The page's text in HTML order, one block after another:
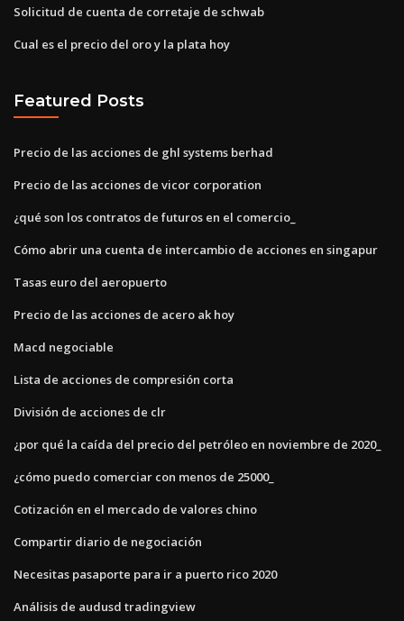
Solicitud de cuenta de corretaje de schwab
Cual es el precio del oro y la plata hoy
Featured Posts
Precio de las acciones de ghl systems berhad
Precio de las acciones de vicor corporation
¿qué son los contratos de futuros en el comercio_
Cómo abrir una cuenta de intercambio de acciones en singapur
Tasas euro del aeropuerto
Precio de las acciones de acero ak hoy
Macd negociable
Lista de acciones de compresión corta
División de acciones de clr
¿por qué la caída del precio del petróleo en noviembre de 2020_
¿cómo puedo comerciar con menos de 25000_
Cotización en el mercado de valores chino
Compartir diario de negociación
Necesitas pasaporte para ir a puerto rico 2020
Análisis de audusd tradingview